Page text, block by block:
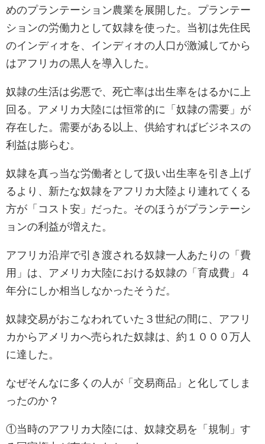
めのプランテーション農業を展開した。プランテー
ションの労働力として奴隷を使った。当初は先住民
のインディオを、インディオの人口が激減してから
はアフリカの黒人を導入した。
奴隷の生活は劣悪で、死亡率は出生率をはるかに上
回る。アメリカ大陸には恒常的に「奴隷の需要」が
存在した。需要がある以上、供給すればビジネスの
利益は膨らむ。
奴隷を真っ当な労働者として扱い出生率を引き上げ
るより、新たな奴隷をアフリカ大陸より連れてくる
方が「コスト安」だった。そのほうがプランテーシ
ョンの利益が増えた。
アフリカ沿岸で引き渡される奴隷一人あたりの「費
用」は、アメリカ大陸における奴隷の「育成費」４
年分にしか相当しなかったそうだ。
奴隷交易がおこなわれていた３世紀の間に、アフリ
カからアメリカへ売られた奴隷は、約１０００万人
に達した。
なぜそんなに多くの人が「交易商品」と化してしま
ったのか？
①当時のアフリカ大陸には、奴隷交易を「規制」す